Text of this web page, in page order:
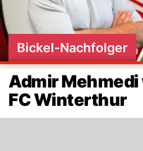
Bickel-Nachfolger
Admir
FC Winterthur